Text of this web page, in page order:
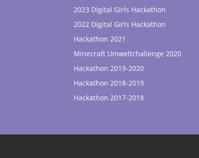
2023 Digital Girls Hackathon
2022 Digital Girls Hackathon
Hackathon 2021
Minecraft Umweltchallenge 2020
Hackathon 2019-2020
Hackathon 2018-2019
Hackathon 2017-2018